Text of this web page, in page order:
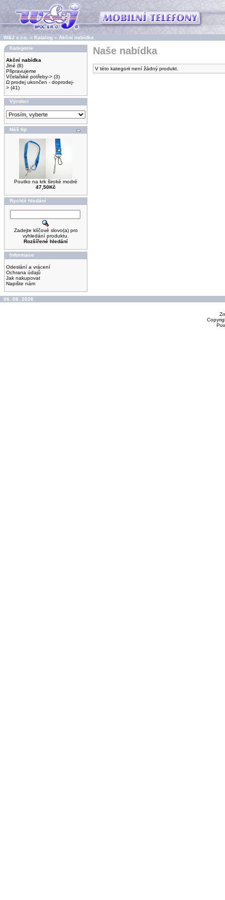
W&J s.r.o. » Katalog » Akční nabídka
Kategorie
Akční nabídka
Jiné (8)
Připravujeme
Včelařské potřeby-> (3)
Ω prodej ukončen - doprodej-
> (41)
Výrobci
Náš tip
Poutko na krk široké modré
47,50Kč
Rychlé hledání
Zadejte klíčové slovo(a) pro
vyhledání produktu.
Rozšířené hledání
Informace
Odeslání a vrácení
Ochrana údajů
Jak nakupovat
Napište nám
Naše nabídka
V této kategorii není žádný produkt.
06. 08. 2026